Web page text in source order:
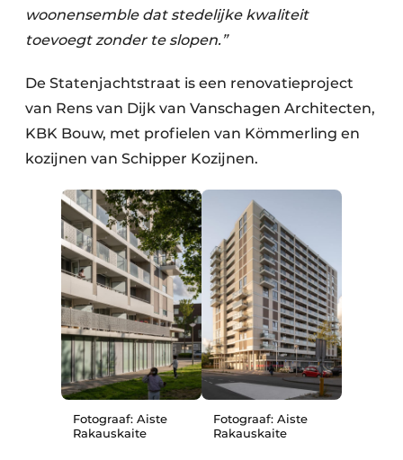
woonensemble dat stedelijke kwaliteit
toevoegt zonder te slopen.”
De Statenjachtstraat is een renovatieproject
van Rens van Dijk van Vanschagen Architecten,
KBK Bouw, met profielen van Kömmerling en
kozijnen van Schipper Kozijnen.
Fotograaf: Aiste
Rakauskaite
Fotograaf: Aiste
Rakauskaite